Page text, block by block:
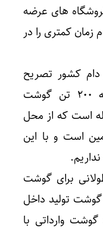
های عرضه
کمتری را در
دام کشور تصریح
کرد: کل نیاز شهر تهران روزانه ۲۰۰ تن گوشت
گوساله است که از محل
است و با این
برای گوشت
گوشت تولید داخل
وارداتی با